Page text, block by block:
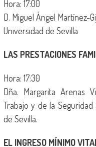
Hora: 17:00
D. Miguel Ángel Martínez-
Universidad de Sevilla
LAS PRESTACIONES
Hora: 17:30
Dña. Margarita Arenas
Trabajo y de la Seguridad
de Sevilla.
EL INGRESO MÍNIMO